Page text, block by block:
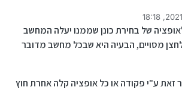
ידי
של בחירת כונן שממנו יעלה המחשב
מסויים, הבעיה היא שבכל מחשב מדובר
זאת ע"י פקודה או כל אופציה קלה אחרת חוץ